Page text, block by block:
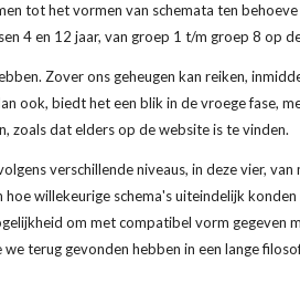
tot het vormen van schemata ten
4 en 12 jaar, van groep 1 t/m groep 8 op
Zover ons geheugen kan reiken,
ook, biedt het een blik in de vroege fase,
dat elders op de website is te vinden.
verschillende niveaus, in deze vier,
willekeurige schema's uiteindelijk
om met compatibel vorm gegeven
terug gevonden hebben in een lange